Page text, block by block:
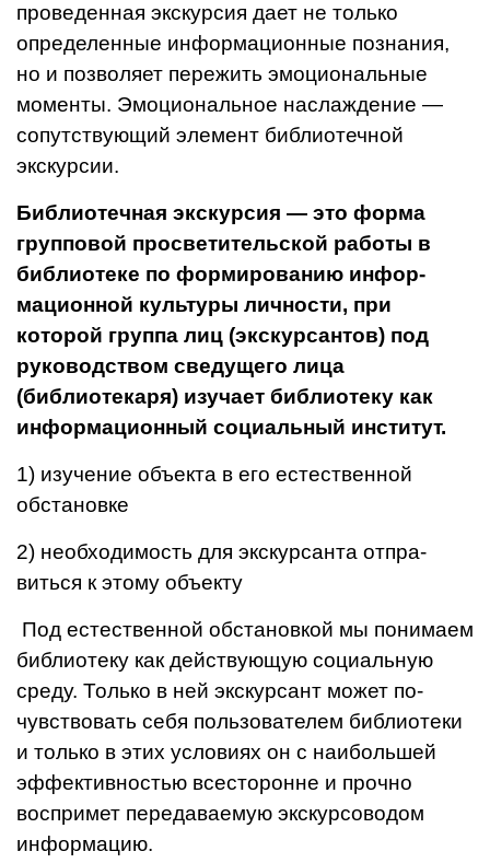
проведенная экскурсия дает не только
определенные информа­ционные познания,
но и позволяет пережить эмоциональные
момен­ты. Эмоциональное на­слаждение —
сопутствующий эле­мент библиотечной
экскурсии.
Библиотечная экс­курсия — это форма
групповой просветительской работы в
биб­лиотеке по формированию инфор­
мационной культуры личности, при
которой группа лиц (экскур­сантов) под
руководством сведу­щего лица
(библиотекаря) изучает библиотеку как
информационный социальный институт.
1) изучение объекта в его естес­твенной
обстановке
2) необхо­димость для экскурсанта отпра­
виться к этому объекту
Под естественной обстановкой мы понимаем
библиотеку как дей­ствующую социальную
среду. Только в ней экскурсант может по­
чувствовать себя пользователем библиотеки
и только в этих услови­ях он с наибольшей
эффективнос­тью всесторонне и прочно
воспри­мет передаваемую экскурсоводом
информацию.